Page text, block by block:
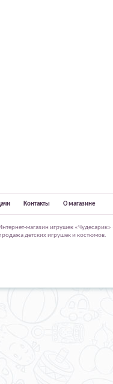
Контакты О магазине
магазин игрушек
детских игрушек и костюмов.